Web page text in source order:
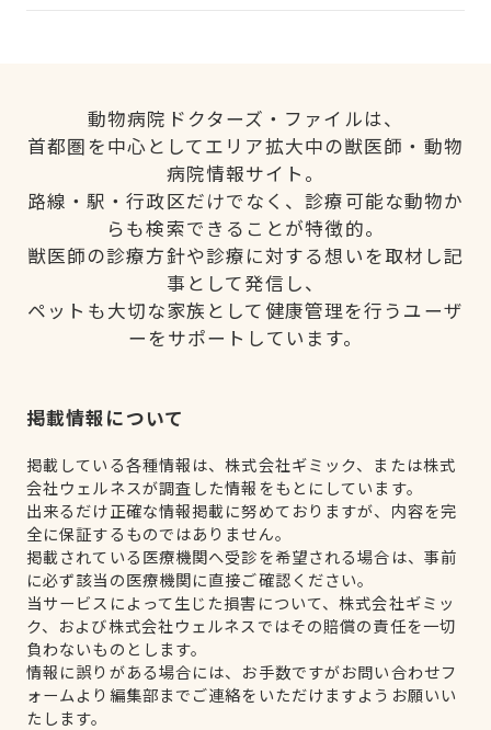
動物病院ドクターズ・ファイルは、
首都圏を中心としてエリア拡大中の獣医師・動物
病院情報サイト。
路線・駅・行政区だけでなく、診療可能な動物か
らも検索できることが特徴的。
獣医師の診療方針や診療に対する想いを取材し記
事として発信し、
ペットも大切な家族として健康管理を行うユーザ
ーをサポートしています。
掲載情報について
掲載している各種情報は、株式会社ギミック、または株式
会社ウェルネスが調査した情報をもとにしています。
出来るだけ正確な情報掲載に努めておりますが、内容を完
全に保証するものではありません。
掲載されている医療機関へ受診を希望される場合は、事前
に必ず該当の医療機関に直接ご確認ください。
当サービスによって生じた損害について、株式会社ギミッ
ク、および株式会社ウェルネスではその賠償の責任を一切
負わないものとします。
情報に誤りがある場合には、お手数ですがお問い合わせフ
ォームより編集部までご連絡をいただけますようお願いい
たします。